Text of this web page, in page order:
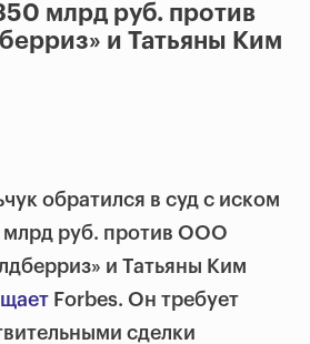
млрд руб. против
и Татьяны Ким
обратился в суд с иском
млрд руб. против ООО
и Татьяны Ким
Forbes. Он требует
сделки